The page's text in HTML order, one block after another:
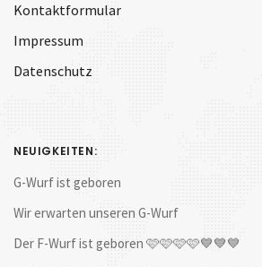
Kontaktformular
Impressum
Datenschutz
NEUIGKEITEN:
G-Wurf ist geboren
Wir erwarten unseren G-Wurf
Der F-Wurf ist geboren 🩷🩷🩷🩷💙💙💙